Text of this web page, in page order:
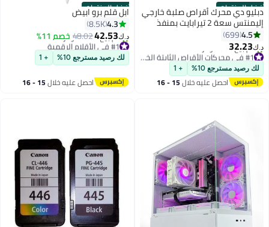
أفضل المنتجات
دبليو دي محرك أقراص صلبة خارجي
إليمنتس سعة 2 تيرابايت بمنفذ
USB 3.0 2 TB
4.5
699
د.ك‏32.23
#1 في محركات الأقراص الثابتة الخارجية
أقل سعر في 7 يوم
تم بيع +90 مؤخرًا
لك رصيد مسترجع 10% + 1
احصل عليه خلال 15 - 16
أفضل المنتجات
ابل قلم برو ابيض
4.3
8.5K
د.ك‏42.53
48.02خصم 11%
#1 في الأقلام الرقمية
بتخلّص بسرعة
تم بيع +270 مؤخرًا
#1 في الأقلام الرقمية
لك رصيد مسترجع 10% + 1
احصل عليه خلال 15 - 16